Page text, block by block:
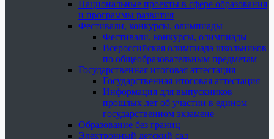
Национальные проекты в сфере образования
и программы развития
Фестивали, конкурсы, олимпиады
Фестивали, конкурсы, олимпиады
Всероссийская олимпиада школьников
по общеобразовательным предметам
Государственная итоговая аттестация
Государственная итоговая аттестация
Информация для выпускников
прошлых лет об участии в едином
государственном экзамене
Образование без границ
Электронный детский сад